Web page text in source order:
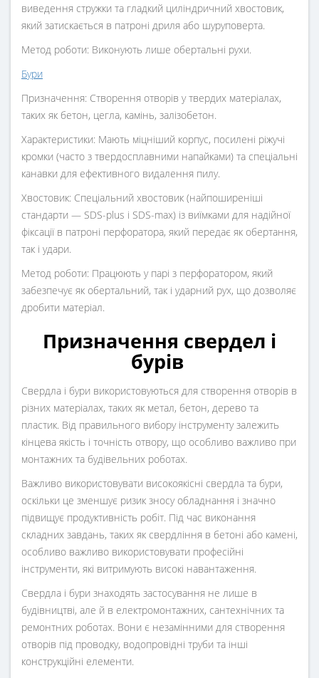
виведення стружки та гладкий циліндричний хвостовик,
який затискається в патроні дриля або шуруповерта.
Метод роботи: Виконують лише обертальні рухи.
Бури
Призначення: Створення отворів у твердих матеріалах,
таких як бетон, цегла, камінь, залізобетон.
Характеристики: Мають міцніший корпус, посилені ріжучі
кромки (часто з твердосплавними напайками) та спеціальні
канавки для ефективного видалення пилу.
Хвостовик: Спеціальний хвостовик (найпоширеніші
стандарти — SDS-plus і SDS-max) із виїмками для надійної
фіксації в патроні перфоратора, який передає як обертання,
так і удари.
Метод роботи: Працюють у парі з перфоратором, який
забезпечує як обертальний, так і ударний рух, що дозволяє
дробити матеріал.
Призначення свердел і
бурів
Свердла і бури використовуються для створення отворів в
різних матеріалах, таких як метал, бетон, дерево та
пластик. Від правильного вибору інструменту залежить
кінцева якість і точність отвору, що особливо важливо при
монтажних та будівельних роботах.
Важливо використовувати високоякісні свердла та бури,
оскільки це зменшує ризик зносу обладнання і значно
підвищує продуктивність робіт. Під час виконання
складних завдань, таких як свердління в бетоні або камені,
особливо важливо використовувати професійні
інструменти, які витримують високі навантаження.
Свердла і бури знаходять застосування не лише в
будівництві, але й в електромонтажних, сантехнічних та
ремонтних роботах. Вони є незамінними для створення
отворів під проводку, водопровідні труби та інші
конструкційні елементи.